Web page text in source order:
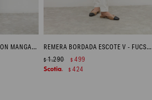
REMERA ESCOTE BOTE CON MANGAS DE POPLIN - AZUL REGATA REMERA BORDADA ESCOTE V - FUCSIA
$1.290 $ 499
$ 424